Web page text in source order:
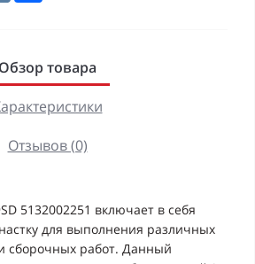
Обзор товара
Отзывов (0)
5132002251 включает в себя
для выполнения различных
сборочных работ. Данный